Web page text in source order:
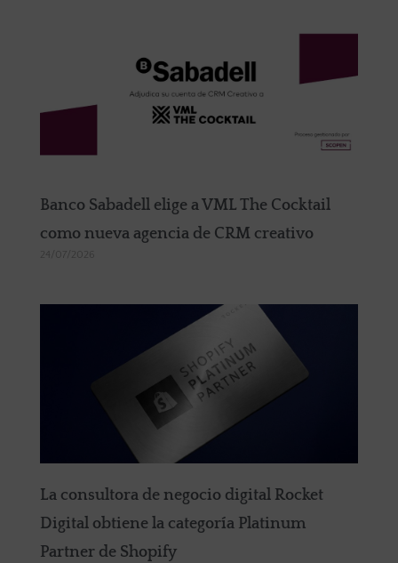
Banco Sabadell elige a VML The Cocktail
como nueva agencia de CRM creativo
24/07/2026
La consultora de negocio digital Rocket
Digital obtiene la categoría Platinum
Partner de Shopify